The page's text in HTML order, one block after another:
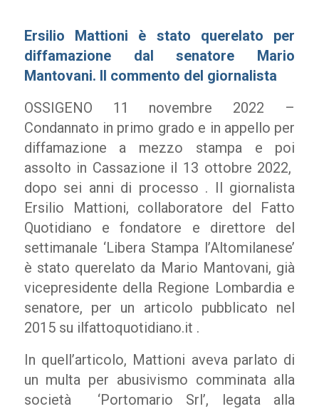
Ersilio Mattioni è stato querelato per
diffamazione dal senatore Mario
Mantovani. Il commento del giornalista
OSSIGENO 11 novembre 2022 –
Condannato in primo grado e in appello per
diffamazione a mezzo stampa e poi
assolto in Cassazione il 13 ottobre 2022,
dopo sei anni di processo . Il giornalista
Ersilio Mattioni, collaboratore del Fatto
Quotidiano e fondatore e direttore del
settimanale ‘Libera Stampa l’Altomilanese’
è stato querelato da Mario Mantovani, già
vicepresidente della Regione Lombardia e
senatore, per un articolo pubblicato nel
2015 su ilfattoquotidiano.it .
In quell’articolo, Mattioni aveva parlato di
un multa per abusivismo comminata alla
società ‘Portomario Srl’, legata alla